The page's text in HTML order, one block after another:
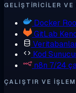
GELIŞTIRICILER VE
Docker
GitLab
Kod
n8n 7/24
ÇALIŞTIR VE IŞLEM